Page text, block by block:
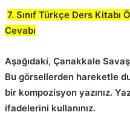
7. Sınıf Türkçe Ders Kitabı
Cevabı
Aşağıdaki, Çanakkale
Bu görsellerden hareketle
bir kompozisyon yazınız.
ifadelerini kullanınız.